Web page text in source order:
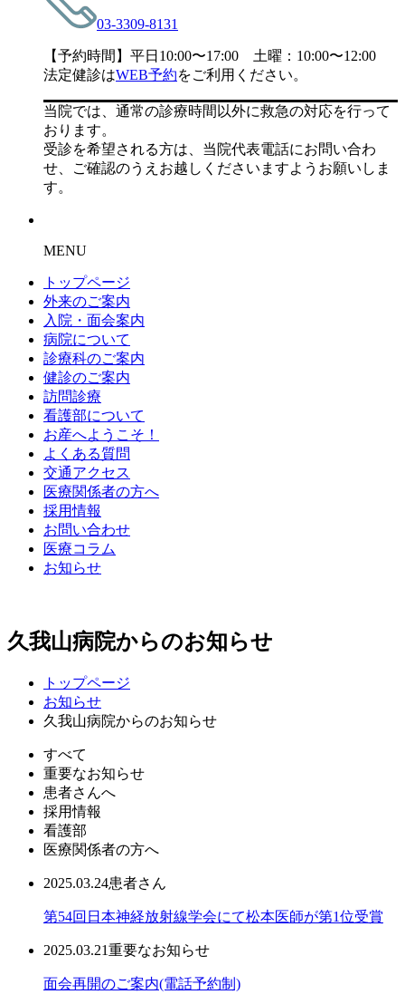
03-3309-8131
【予約時間】平日10:00〜17:00 土曜：10:00〜12:00
法定健診はWEB予約をご利用ください。
当院では、通常の診療時間以外に救急の対応を行って
おります。
受診を希望される方は、当院代表電話にお問い合わ
せ、ご確認のうえお越しくださいますようお願いしま
す。
MENU
トップページ
外来のご案内
入院・面会案内
病院について
診療科のご案内
健診のご案内
訪問診療
看護部について
お産へようこそ！
よくある質問
交通アクセス
医療関係者の方へ
採用情報
お問い合わせ
医療コラム
お知らせ
久我山病院からのお知らせ
トップページ
お知らせ
久我山病院からのお知らせ
すべて
重要なお知らせ
患者さんへ
採用情報
看護部
医療関係者の方へ
2025.03.24患者さん
第54回日本神経放射線学会にて松本医師が第1位受賞
2025.03.21重要なお知らせ
面会再開のご案内(電話予約制)